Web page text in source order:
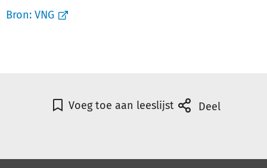
Bron: VNG
Voeg toe aan leeslijst Deel